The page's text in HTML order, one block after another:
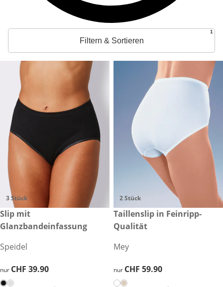
Filtern & Sortieren
1
3 Stück
CHF 39.90
Slip mit
Glanzbandeinfassung
Speidel
CHF 39.90
nur CHF 39.90
2 Stück
CHF 59.90
Taillenslip in Feinripp-
Qualität
Mey
CHF 59.90
nur CHF 59.90